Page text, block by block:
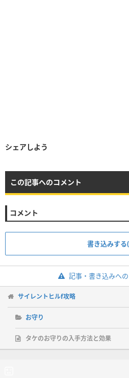
シェアしよう
この記事へのコメント
コメント
書き込みする
記事・書き込みへ
サイレントヒルf攻略
お守り
タケのお守りの入手方法と効果